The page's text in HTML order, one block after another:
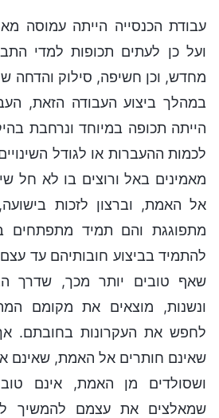
עבודת הכנסייה הייתה עמוסה
ועל כן לעתים תכופות למדי
מחדש, וכן חשיפה, סילוק והדחה
במהלך ביצוע העבודה הזאת,
הייתה תכופה במיוחד ונרחבת
לכמות ההעברות או לגודל
מאמינים באל ורוצים בו לא חל
אל האמת, וברצון לזכות
מתפוגגת והם תמיד מתפתחים
להתמיד בביצוע חובותיהם עד
שאף טובים יותר מכך, שדרך
ונשנות, מוצאים את מקומם
לחפש את העקרונות בחובתם.
שאינם חותרים אל האמת, שאינם
ושסולדים מן האמת, אינם
שמאלצים את עצמם להמשיך